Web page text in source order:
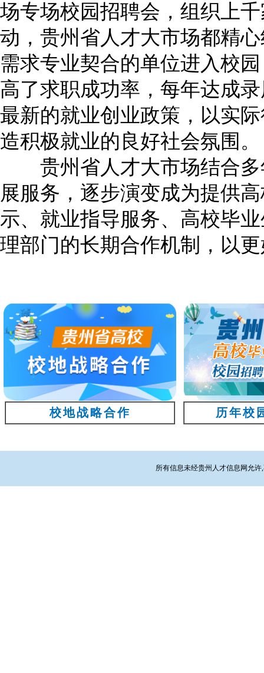
场专场校园招聘会，组织上
动，贵州省人才大市场都精
需求专业契合的单位进入校
高了求职成功率，每年达成
最新的就业创业政策，以实
造积极就业的良好社会氛围。
贵州省人才大市场结合多
展服务，逐步演变成为提供
示、就业指导服务、高校毕
理部门的长期合作机制，以
校地战略合作 历年校
所有信息未经贵州人才信息网允